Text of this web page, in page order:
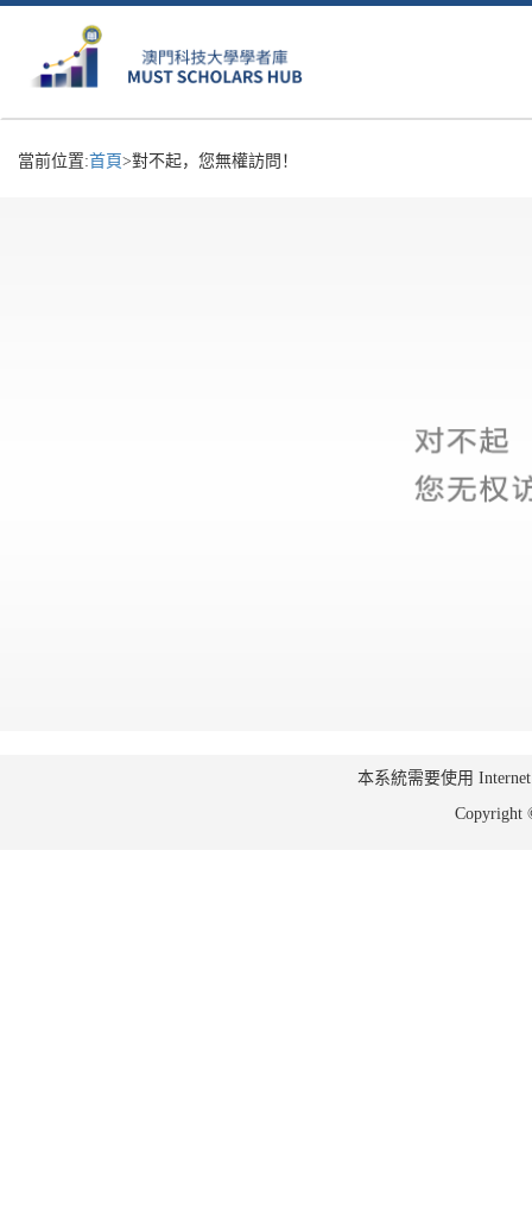
當前位置:首頁>對不起，您無權訪問！
本系統需要使用
Copyright